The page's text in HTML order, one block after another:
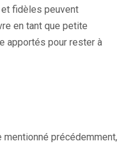
fidèles peuvent
en tant que petite
apportés pour rester à
précédemment,